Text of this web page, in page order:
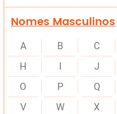
Nomes Masculinos
A B C
H
J
O
P Q
V
W X